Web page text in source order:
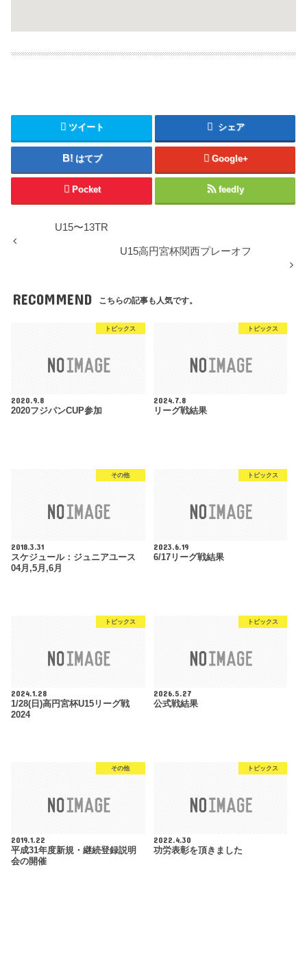
ツイート シェア
はてブ Google+
Pocket feedly
U15〜13TR
U15高円宮杯関西プレーオフ
RECOMMEND こちらの記事も人気です。
トピックス
2020.9.8
2020フジパンCUP参加
トピックス
2024.7.8
リーグ戦結果
その他
2018.3.31
スケジュール：ジュニアユース
04月,5月,6月
トピックス
2023.6.19
6/17リーグ戦結果
トピックス
2024.1.28
1/28(日)高円宮杯U15リーグ戦
2024
トピックス
2026.5.27
公式戦結果
その他
2019.1.22
平成31年度新規・継続登録説明
会の開催
トピックス
2022.4.30
功労表彰を頂きました